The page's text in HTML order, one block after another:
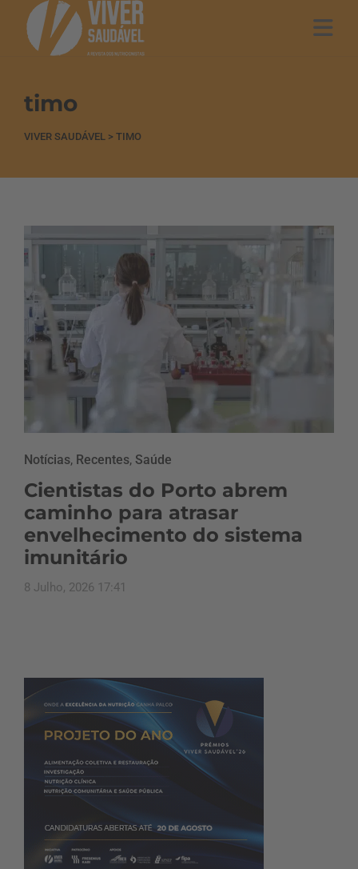
timo
VIVER SAUDÁVEL > TIMO
Notícias, Recentes, Saúde
Cientistas do Porto abrem
caminho para atrasar
envelhecimento do sistema
imunitário
8 Julho, 2026 17:41